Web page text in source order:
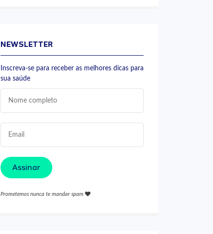
NEWSLETTER
Inscreva-se para receber as melhores dicas para
sua saúde
Assinar
Prometemos nunca te mandar spam